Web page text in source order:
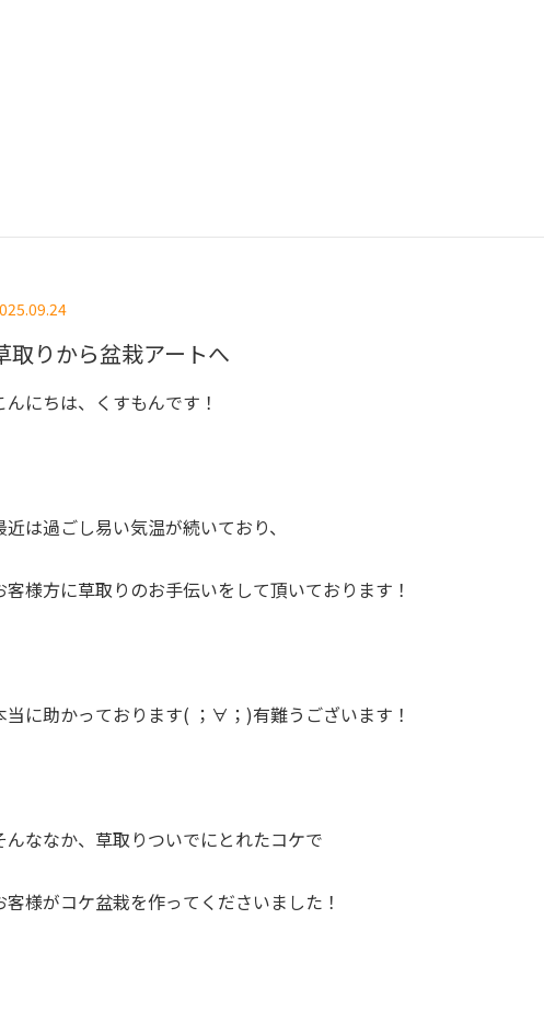
取りから盆栽アートへ
んにちは、くすもんです！
近は過ごし易い気温が続いており、
客様方に草取りのお手伝いをして頂いております！
当に助かっております( ；∀；)有難うございます！
んななか、草取りついでにとれたコケで
客様がコケ盆栽を作ってくださいました！